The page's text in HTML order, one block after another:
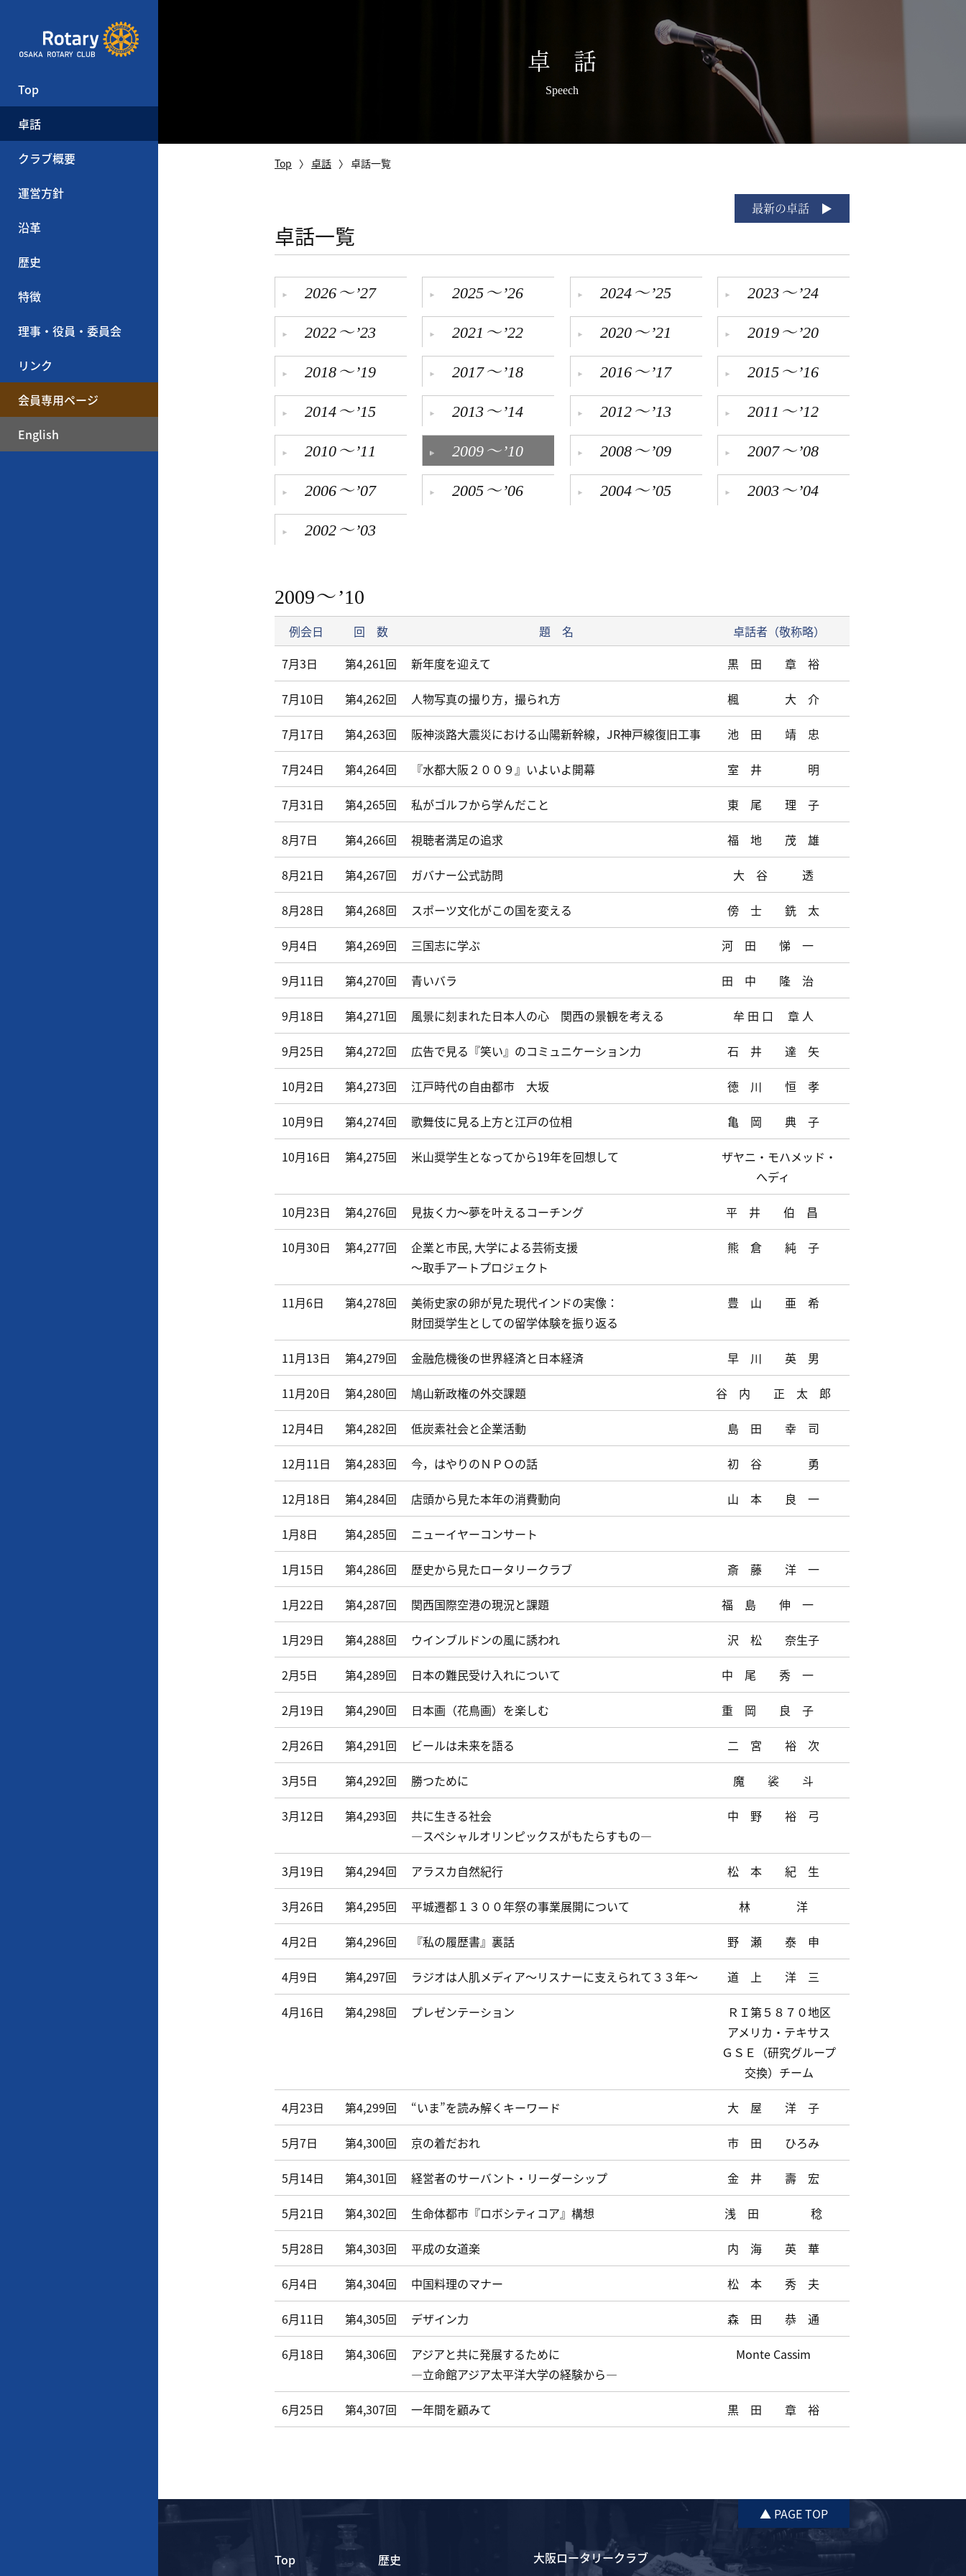
Top
卓話
クラブ概要
運営方針
沿革
歴史
特徴
理事・役員・委員会
リンク
会員専用ページ
English
卓 話
Speech
Top 卓話 卓話一覧
最新の卓話
卓話一覧
2026 ～ ’27 2025 ～’26 2024 ～ ’25 2023 ～ ’24
2022 ～ ’23 2021 ～’22 2020 ～ ’21 2019 ～ ’20
2018 ～ ’19 2017～’18 2016 ～ ’17 2015 ～ ’16
2014 ～ ’15 2013 ～’14 2012 ～ ’13 2011 ～ ’12
2010 ～ ’11 2009 ～’10 2008 ～ ’09 2007 ～ ’08
2006 ～ ’07 2005 ～’06 2004 ～ ’05 2003 ～ ’04
2002 ～ ’03
2009～’10
例会日 回 数 題 名
卓話者（敬称略）
7月3日
第4,261回 新年度を迎えて 黒 田 章 裕
7月10日 第4,262回 人物写真の撮り方，撮られ方 楓 大 介
7月17日 第4,263回 阪神淡路大震災における山陽新幹線，JR神戸線復旧工事 池 田 靖 忠
7月24日 第4,264回 『水都大阪２００９』いよいよ開幕 室 井 明
7月31日 第4,265回 私がゴルフから学んだこと 東 尾 理 子
8月7日 第4,266回 視聴者満足の追求 福 地 茂 雄
8月21日 第4,267回 ガバナー公式訪問 大 谷 透
8月28日 第4,268回 スポーツ文化がこの国を変える 傍 士 銑 太
9月4日 第4,269回 三国志に学ぶ 河 田 悌 一
9月11日 第4,270回 青いバラ 田 中 隆 治
9月18日 第4,271回 風景に刻まれた日本人の心 関西の景観を考える 牟 田 口 章 人
9月25日 第4,272回 広告で見る『笑い』のコミュニケーション力 石 井 達 矢
10月2日 第4,273回 江戸時代の自由都市 大坂 徳 川 恒 孝
10月9日 第4,274回 歌舞伎に見る上方と江戸の位相 亀 岡 典 子
10月16日 第4,275回 米山奨学生となってから19年を回想して
ザヤニ・モハメッド・
へディ
10月23日 第4,276回 見抜く力～夢を叶えるコーチング 平 井 伯 昌
10月30日 第4,277回
企業と市民, 大学による芸術支援
～取手アートプロジェクト
熊 倉 純 子
11月6日 第4,278回
美術史家の卵が見た現代インドの実像：
財団奨学生としての留学体験を振り返る
豊 山 亜 希
11月13日 第4,279回 金融危機後の世界経済と日本経済 早 川 英 男
11月20日 第4,280回 鳩山新政権の外交課題 谷 内 正 太 郎
12月4日 第4,282回 低炭素社会と企業活動 島 田 幸 司
12月11日 第4,283回 今，はやりのＮＰＯの話 初 谷 勇
12月18日 第4,284回 店頭から見た本年の消費動向 山 本 良 一
1月8日 第4,285回 ニューイヤーコンサート
1月15日 第4,286回 歴史から見たロータリークラブ 斎 藤 洋 一
1月22日 第4,287回 関西国際空港の現況と課題 福 島 伸 一
1月29日 第4,288回 ウインブルドンの風に誘われ 沢 松 奈生子
2月5日 第4,289回 日本の難民受け入れについて 中 尾 秀 一
2月19日 第4,290回 日本画（花鳥画）を楽しむ 重 岡 良 子
2月26日 第4,291回 ビールは未来を語る 二 宮 裕 次
3月5日 第4,292回 勝つために 魔 裟 斗
3月12日 第4,293回
共に生きる社会
―スペシャルオリンピックスがもたらすもの―
中 野 裕 弓
3月19日 第4,294回 アラスカ自然紀行 松 本 紀 生
3月26日 第4,295回 平城遷都１３００年祭の事業展開について 林 洋
4月2日 第4,296回 『私の履歴書』裏話 野 瀬 泰 申
4月9日 第4,297回 ラジオは人肌メディア～リスナーに支えられて３３年～ 道 上 洋 三
4月16日 第4,298回 プレゼンテーション
ＲＩ第５８７０地区
アメリカ・テキサス
ＧＳＥ（研究グループ
交換）チーム
4月23日 第4,299回 “いま”を読み解くキーワード 大 屋 洋 子
5月7日 第4,300回 京の着だおれ 市 田 ひろみ
5月14日 第4,301回 経営者のサーバント・リーダーシップ 金 井 壽 宏
5月21日 第4,302回 生命体都市『ロボシティコア』構想 浅 田 稔
5月28日 第4,303回 平成の女道楽 内 海 英 華
6月4日 第4,304回 中国料理のマナー 松 本 秀 夫
6月11日 第4,305回 デザイン力 森 田 恭 通
6月18日 第4,306回
アジアと共に発展するために
―立命館アジア太平洋大学の経験から―
Monte Cassim
6月25日 第4,307回 一年間を顧みて 黒 田 章 裕
▲ PAGE TOP
Top 歴史 大阪ロータリークラブ